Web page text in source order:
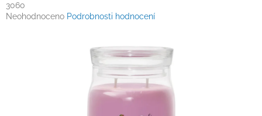
3060
Průměrné
Neohodnoceno Podrobnosti hodnocení